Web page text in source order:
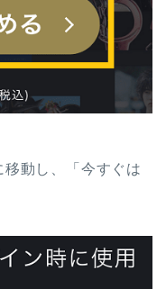
動し、「今すぐは